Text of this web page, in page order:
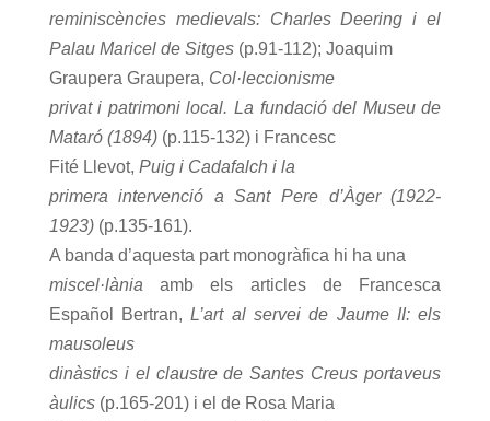
reminiscències medievals: Charles Deering i el
Palau Maricel de Sitges (p.91-112); Joaquim
Graupera Graupera, Col·leccionisme
privat i patrimoni local. La fundació del Museu de
Mataró (1894)(p.115-132) i Francesc
Fité Llevot, Puig i Cadafalch i la
primera intervenció a Sant Pere d’Àger (1922-
1923) (p.135-161).
A banda d’aquesta part monogràfica hi ha una
miscel·lània amb els articles de Francesca
Español Bertran,L’art al servei de Jaume II: els
mausoleus
dinàstics i el claustre de Santes Creus portaveus
àulics(p.165-201) i el de Rosa Maria